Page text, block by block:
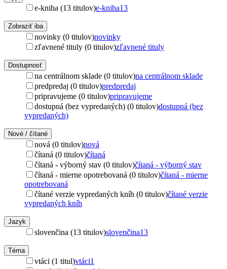
e-kniha (13 titulov)e-kniha13
Zobraziť iba
novinky (0 titulov)novinky
zľavnené tituly (0 titulov)zľavnené tituly
Dostupnosť
na centrálnom sklade (0 titulov)na centrálnom sklade
predpredaj (0 titulov)predpredaj
pripravujeme (0 titulov)pripravujeme
dostupná (bez vypredaných) (0 titulov)dostupná (bez
vypredaných)
Nové / čítané
nová (0 titulov)nová
čítaná (0 titulov)čítaná
čítaná - výborný stav (0 titulov)čítaná - výborný stav
čítaná - mierne opotrebovaná (0 titulov)čítaná - mierne
opotrebovaná
čítané verzie vypredaných kníh (0 titulov)čítané verzie
vypredaných kníh
Jazyk
slovenčina (13 titulov)slovenčina13
Téma
vtáci (1 titul)vtáci1